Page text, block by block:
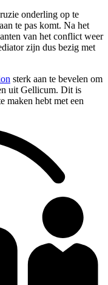
onderling op te
te pas komt. Na het
van het conflict weer
zijn dus bezig met
sterk aan te bevelen om
uit Gellicum. Dit is
maken hebt met een